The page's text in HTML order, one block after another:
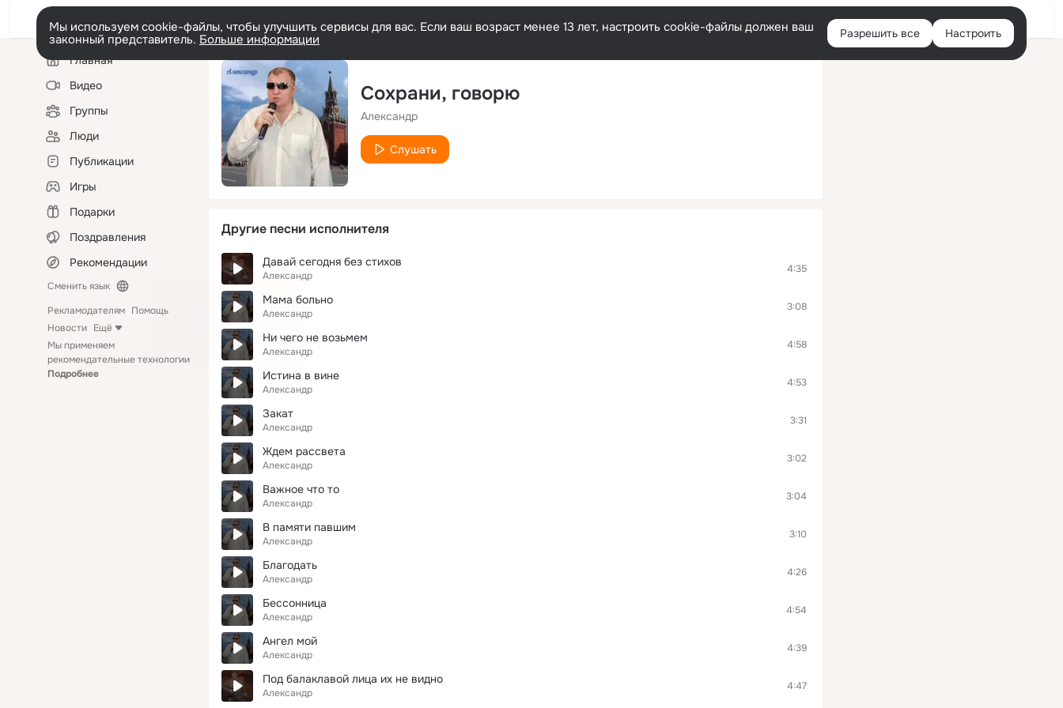
Войти
Мы используем cookie-файлы, чтобы улучшить сервисы для вас. Если ваш возраст менее 13 лет, настроить cookie-файлы должен ваш
законный представитель. Больше информации Разрешить все Настроить
Левая
колонкаГлавная
Видео
Группы
Люди
Публикации
Игры
Подарки
Поздравления
Рекомендации
Сменить язык
Рекламодателям Помощь
Новости Ещё
Мы применяем
рекомендательные технологии
Подробнее
Сохрани, говорю
Александр
Слушать
Другие песни исполнителя
Давай сегодня без стихов
Александр
4:35
Мама больно
Александр
3:08
Ни чего не возьмем
Александр
4:58
Истина в вине
Александр
4:53
Закат
Александр
3:31
Ждем рассвета
Александр
3:02
Важное что то
Александр
3:04
В памяти павшим
Александр
3:10
Благодать
Александр
4:26
Бессонница
Александр
4:54
Ангел мой
Александр
4:39
Под балаклавой лица их не видно
Александр
4:47